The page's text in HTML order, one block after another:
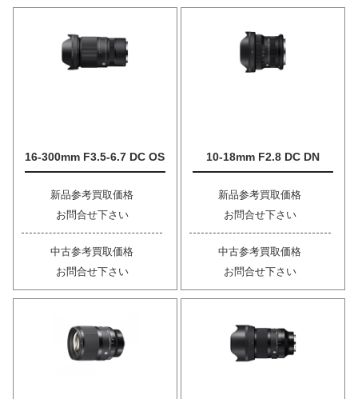
16-300mm F3.5-6.7 DC OS
新品参考買取価格
お問合せ下さい
中古参考買取価格
お問合せ下さい
10-18mm F2.8 DC DN
新品参考買取価格
お問合せ下さい
中古参考買取価格
お問合せ下さい